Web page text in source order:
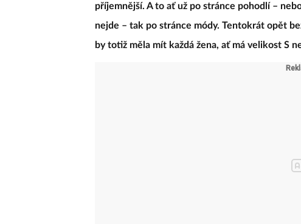
příjemnější. A to ať už po stránce pohodlí –
nejde – tak po stránce módy. Tentokrát opět
by totiž měla mít každá žena, ať má velikost S